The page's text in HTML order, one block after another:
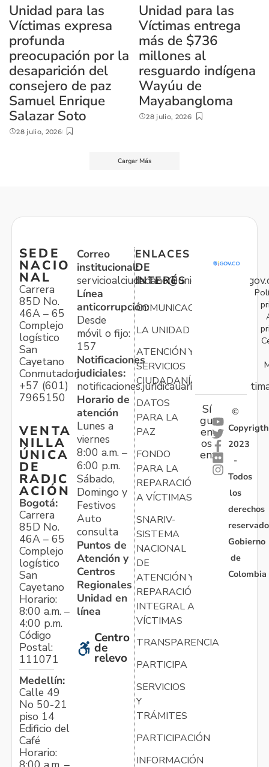
Unidad para las
Víctimas expresa
profunda
preocupación por la
desaparición del
consejero de paz
Samuel Enrique
Salazar Soto
28 julio, 2026
Unidad para las
Víctimas entrega
más de $736
millones al
resguardo indígena
Wayúu de
Mayabangloma
28 julio, 2026
Cargar Más
SEDE
NACIO
NAL
Carrera
85D No.
46A – 65
Complejo
logístico
San
Cayetano
Conmutador:
+57 (601)
7965150
VENTA
NILLA
ÚNICA
DE
RADIC
ACIÓN
Bogotá:
Carrera
85D No.
46A – 65
Complejo
logístico
San
Cayetano
Horario:
8:00 a.m. –
4:00 p.m.
Código
Postal:
111071
Medellín:
Calle 49
No 50-21
piso 14
Edificio del
Café
Horario:
Correo
institucional:
Línea
anticorrupción:
Desde
móvil o fijo:
157
Notificaciones
judiciales:
Horario de
atención
Lunes a
viernes
8:00 a.m. –
6:00 p.m.
Sábado,
Domingo y
Festivos
Auto
consulta
Puntos de
Atención y
Centros
Regionales
Unidad en
línea
Centro
de
relevo
ENLACES
DE
INTERÉS
COMUNICACIONES
LA UNIDAD
ATENCIÓN Y
SERVICIOS
CIUDADANÍA
DATOS
PARA LA
PAZ
FONDO
PARA LA
REPARACIÓN
A VÍCTIMAS
SNARIV-
SISTEMA
NACIONAL
DE
ATENCIÓN Y
REPARACIÓN
INTEGRAL A
VÍCTIMAS
TRANSPARENCIA
PARTICIPA
SERVICIOS
Y
TRÁMITES
PARTICIPACIÓN
INFORMACIÓN
Sí
gu
en
os
en:
©
Copyrigth
2023
-
Todos
los
derechos
Gobierno
de
Colombia